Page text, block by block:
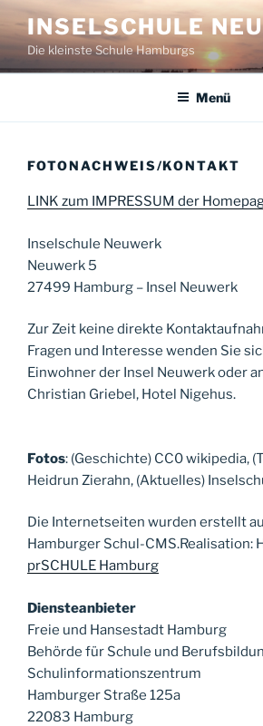
Zum
Inhalt
springen
INSELSCHULE
Die kleinste Schule Hamburgs
Menü
FOTONACHWEIS/KONTAKT
LINK zum IMPRESSUM der
Inselschule Neuwerk
Neuwerk 5
27499 Hamburg – Insel Neuwerk
Zur Zeit keine direkte
Fragen und Interesse wenden Sie
Einwohner der Insel Neuwerk oder
Christian Griebel, Hotel Nigehus.
Fotos: (Geschichte) CC0 wikipedia,
Heidrun Zierahn, (Aktuelles)
Die Internetseiten wurden erstellt
Hamburger Schul-CMS.Realisation:
prSCHULE Hamburg
Diensteanbieter
Freie und Hansestadt Hamburg
Behörde für Schule und
Schulinformationszentrum
Hamburger Straße 125a
22083 Hamburg